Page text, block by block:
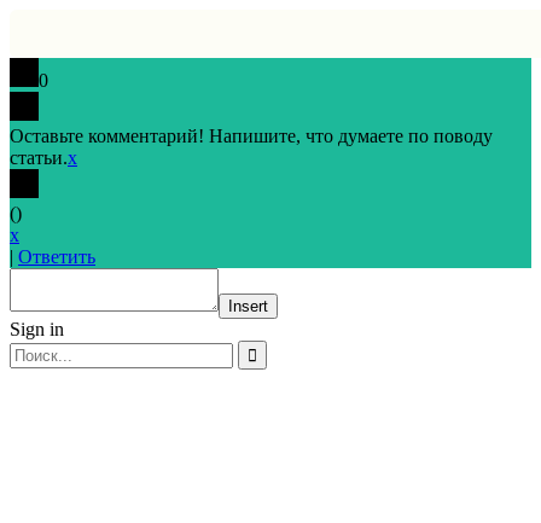
0
Оставьте комментарий! Напишите, что думаете по поводу
статьи.x
()
x
| Ответить
Insert
Sign in